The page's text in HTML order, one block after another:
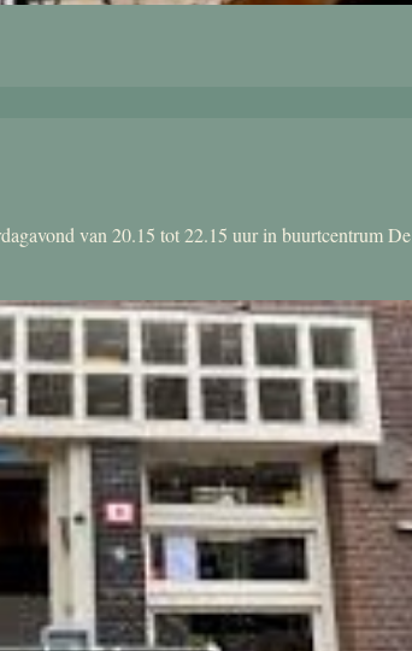
van 20.15 tot 22.15 uur in buurtcentrum De